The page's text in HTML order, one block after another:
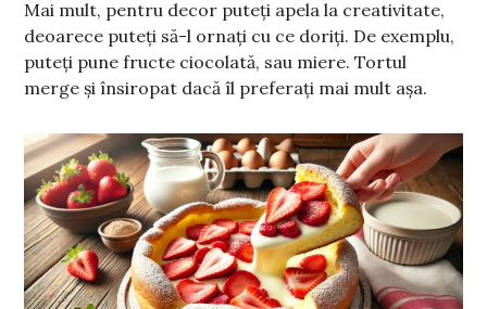
Mai mult, pentru decor puteți apela la creativitate,
deoarece puteți să-l ornați cu ce doriți. De exemplu,
puteți pune fructe ciocolată, sau miere. Tortul
merge și însiropat dacă îl preferați mai mult așa.